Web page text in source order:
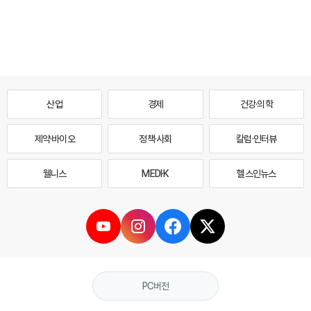
산업 경제 건강·의학
제약·바이오 정책·사회 칼럼·인터뷰
웰니스 MEDI·K 헬스인뉴스
PC버전